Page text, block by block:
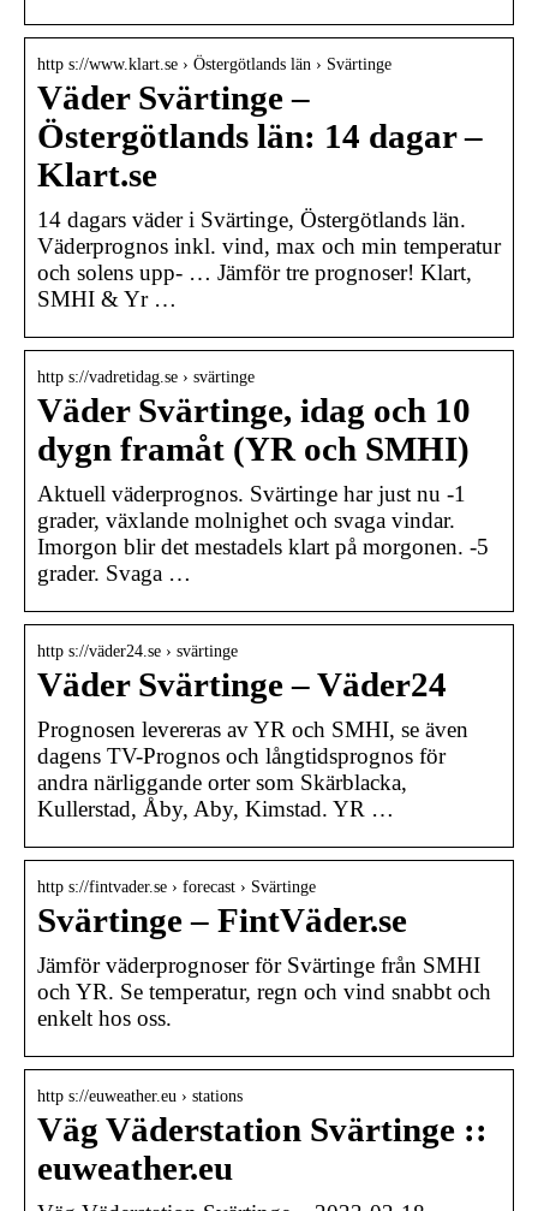
http s://www.klart.se › Östergötlands län › Svärtinge
Väder Svärtinge –
Östergötlands län: 14 dagar –
Klart.se
14 dagars väder i Svärtinge, Östergötlands län.
Väderprognos inkl. vind, max och min temperatur
och solens upp- … Jämför tre prognoser! Klart,
SMHI & Yr …
http s://vadretidag.se › svärtinge
Väder Svärtinge, idag och 10
dygn framåt (YR och SMHI)
Aktuell väderprognos. Svärtinge har just nu -1
grader, växlande molnighet och svaga vindar.
Imorgon blir det mestadels klart på morgonen. -5
grader. Svaga …
http s://väder24.se › svärtinge
Väder Svärtinge – Väder24
Prognosen levereras av YR och SMHI, se även
dagens TV-Prognos och långtidsprognos för
andra närliggande orter som Skärblacka,
Kullerstad, Åby, Aby, Kimstad. YR …
http s://fintvader.se › forecast › Svärtinge
Svärtinge – FintVäder.se
Jämför väderprognoser för Svärtinge från SMHI
och YR. Se temperatur, regn och vind snabbt och
enkelt hos oss.
http s://euweather.eu › stations
Väg Väderstation Svärtinge ::
euweather.eu